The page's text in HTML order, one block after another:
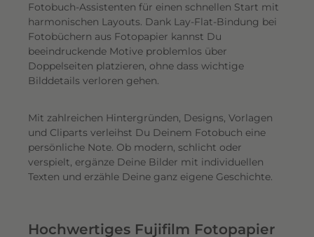
Fotobuch-Assistenten für einen schnellen Start mit
harmonischen Layouts. Dank Lay-Flat-Bindung bei
Fotobüchern aus Fotopapier kannst Du
beeindruckende Motive problemlos über
Doppelseiten platzieren, ohne dass wichtige
Bilddetails verloren gehen.
Mit zahlreichen Hintergründen, Designs, Vorlagen
und Cliparts verleihst Du Deinem Fotobuch eine
persönliche Note. Ob modern, schlicht oder
verspielt, ergänze Deine Bilder mit individuellen
Texten und erzähle Deine ganz eigene Geschichte.
Hochwertiges Fujifilm Fotopapier